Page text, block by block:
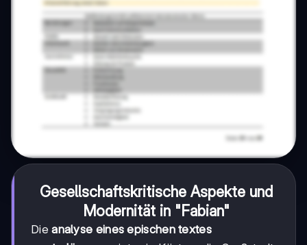
Gesellschaftskritische Aspekte und
Modernität in "Fabian"
Dieanalyse eines epischen textes